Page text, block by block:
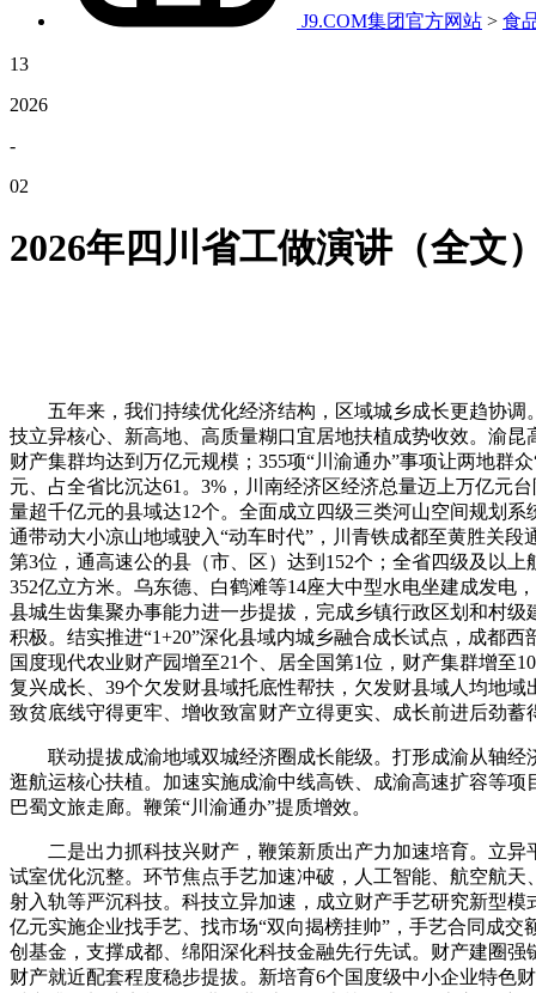
J9.COM集团官方网站 > 食
13
2026
-
02
2026年四川省工做演讲（全文
五年来，我们持续优化经济结构，区域城乡成长更趋协调
技立异核心、新高地、高质量糊口宜居地扶植成势收效。渝
财产集群均达到万亿元规模；355项“川渝通办”事项让两地群
元、占全省比沉达61。3%，川南经济区经济总量迈上万亿元
量超千亿元的县域达12个。全面成立四级三类河山空间规划
通带动大小凉山地域驶入“动车时代”，川青铁成都至黄胜关
第3位，通高速公的县（市、区）达到152个；全省四级及以
352亿立方米。乌东德、白鹤滩等14座大中型水电坐建成发电
县城生齿集聚办事能力进一步提拔，完成乡镇行政区划和村
积极。结实推进“1+20”深化县域内城乡融合成长试点，成都
国度现代农业财产园增至21个、居全国第1位，财产集群增至
复兴成长、39个欠发财县域托底性帮扶，欠发财县域人均地
致贫底线守得更牢、增收致富财产立得更实、成长前进后劲蓄
联动提拔成渝地域双城经济圈成长能级。打形成渝从轴经
逛航运核心扶植。加速实施成渝中线高铁、成渝高速扩容等
巴蜀文旅走廊。鞭策“川渝通办”提质增效。
二是出力抓科技兴财产，鞭策新质出产力加速培育。立异
试室优化沉整。环节焦点手艺加速冲破，人工智能、航空航
射入轨等严沉科技。科技立异加速，成立财产手艺研究新型
亿元实施企业找手艺、找市场“双向揭榜挂帅”，手艺合同成
创基金，支撑成都、绵阳深化科技金融先行先试。财产建圈
财产就近配套程度稳步提拔。新培育6个国度级中小企业特色